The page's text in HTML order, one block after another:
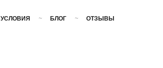
УСЛОВИЯ БЛОГ ОТЗЫВЫ